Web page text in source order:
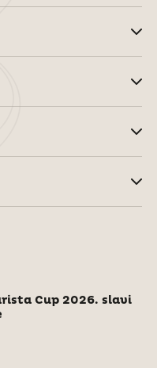
Cup 2026. slavi